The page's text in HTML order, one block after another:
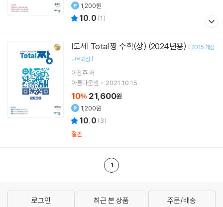
1,200원
10.0 (1)
[도서] Total 짱 수학(상) (2024년용) [ 2015 개정
교육과정 ]
이창주 저
아름다운샘
2021.10.15.
10% 21,600원
1,200원
10.0 (3)
절판
1
로그인 최근 본 상품 주문/배송